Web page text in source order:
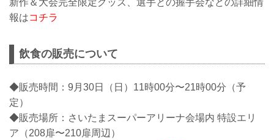
報はコチラ
飲食の販売について
◆販売時間：9月30日（日）11時00分〜21時00分（予
定）
◆販売場所：さいたまスーパーアリーナ会場内 特設エリ
ア（208扉〜210扉周辺）